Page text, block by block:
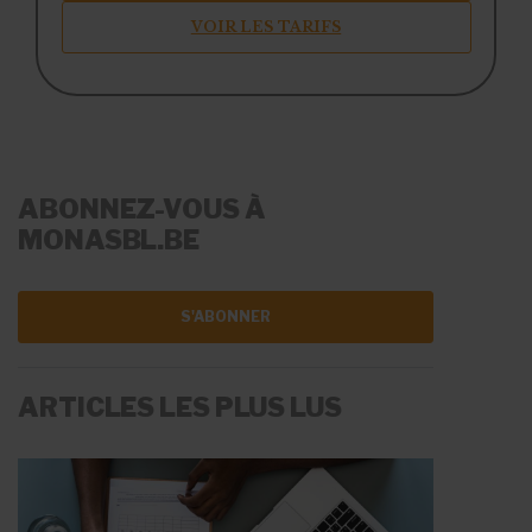
VOIR LES TARIFS
ABONNEZ-VOUS À
MONASBL.BE
S'ABONNER
ARTICLES LES PLUS LUS